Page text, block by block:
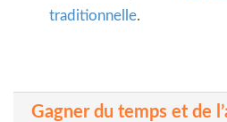
traditionnelle.
Gagner du temps et de